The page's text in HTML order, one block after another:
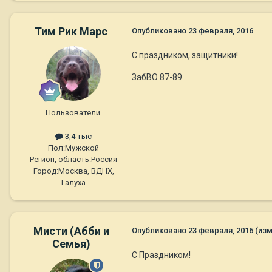
Тим Рик Марс
Пользователи.
3,4 тыс
Пол:Мужской
Регион, область:Россия
Город:Москва, ВДНХ,
Галуха
Опубликовано 23 февраля, 2016
С праздником, защитники!
ЗабВО 87-89.
Мисти (Абби и
Семья)
Опубликовано 23 февраля, 2016
С Праздником!